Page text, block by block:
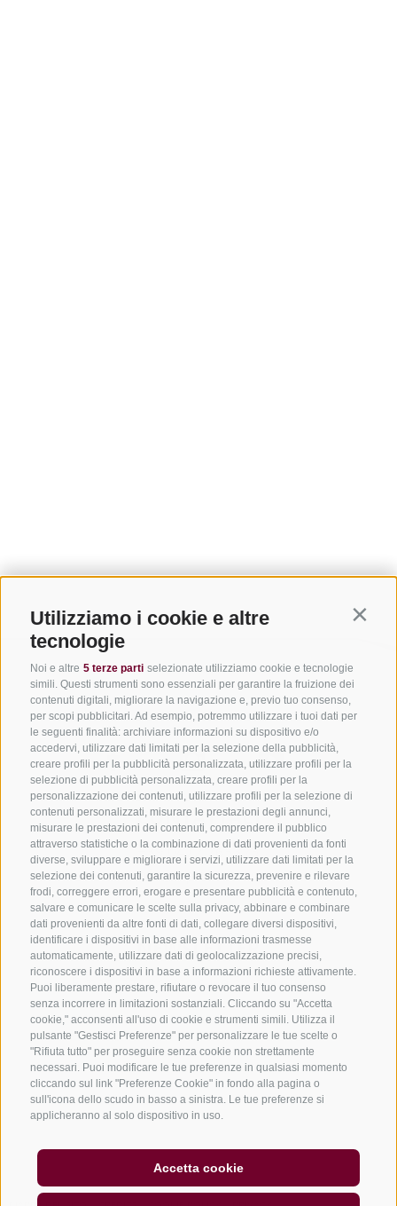
Utilizziamo i cookie e altre
tecnologie
Noi e altre 5 terze parti selezionate utilizziamo cookie e tecnologie
simili. Questi strumenti sono essenziali per garantire la fruizione dei
contenuti digitali, migliorare la navigazione e, previo tuo consenso,
per scopi pubblicitari. Ad esempio, potremmo utilizzare i tuoi dati per
le seguenti finalità: archiviare informazioni su dispositivo e/o
accedervi, utilizzare dati limitati per la selezione della pubblicità,
creare profili per la pubblicità personalizzata, utilizzare profili per la
selezione di pubblicità personalizzata, creare profili per la
personalizzazione dei contenuti, utilizzare profili per la selezione di
contenuti personalizzati, misurare le prestazioni degli annunci,
misurare le prestazioni dei contenuti, comprendere il pubblico
attraverso statistiche o la combinazione di dati provenienti da fonti
diverse, sviluppare e migliorare i servizi, utilizzare dati limitati per la
selezione dei contenuti, garantire la sicurezza, prevenire e rilevare
frodi, correggere errori, erogare e presentare pubblicità e contenuto,
salvare e comunicare le scelte sulla privacy, abbinare e combinare
dati provenienti da altre fonti di dati, collegare diversi dispositivi,
identificare i dispositivi in base alle informazioni trasmesse
automaticamente, utilizzare dati di geolocalizzazione precisi,
riconoscere i dispositivi in base a informazioni richieste attivamente.
Puoi liberamente prestare, rifiutare o revocare il tuo consenso
senza incorrere in limitazioni sostanziali. Cliccando su "Accetta
cookie," acconsenti all'uso di cookie e strumenti simili. Utilizza il
pulsante "Gestisci Preferenze" per personalizzare le tue scelte o
"Rifiuta tutto" per proseguire senza cookie non strettamente
necessari. Puoi modificare le tue preferenze in qualsiasi momento
cliccando sul link "Preferenze Cookie" in fondo alla pagina o
sull'icona dello scudo in basso a sinistra. Le tue preferenze si
applicheranno al solo dispositivo in uso.
Accetta cookie
CONTATTACI
+39 0472 765325
info@vipiteno.com
NEWSLETTER
Rimani aggiornato sulle nostre offerte
Registrati